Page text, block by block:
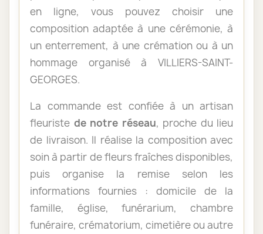
en ligne, vous pouvez choisir une
composition adaptée à une cérémonie, à
un enterrement, à une crémation ou à un
hommage organisé à VILLIERS-SAINT-
GEORGES.
La commande est confiée à un artisan
fleuriste de notre réseau, proche du lieu
de livraison. Il réalise la composition avec
soin à partir de fleurs fraîches disponibles,
puis organise la remise selon les
informations fournies : domicile de la
famille, église, funérarium, chambre
funéraire, crématorium, cimetière ou autre